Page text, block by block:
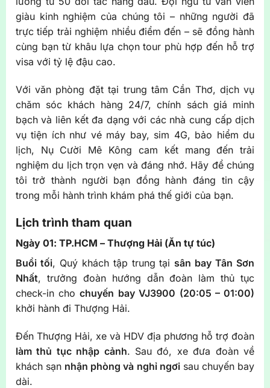
giàu kinh nghiệm của chúng tôi – những người đã
trực tiếp trải nghiệm nhiều điểm đến – sẽ đồng hành
cùng bạn từ khâu lựa chọn tour phù hợp đến hỗ trợ
visa với tỷ lệ đậu cao.
Với văn phòng đặt tại trung tâm Cần Thơ, dịch vụ
chăm sóc khách hàng 24/7, chính sách giá minh
bạch và liên kết đa dạng với các nhà cung cấp dịch
vụ tiện ích như vé máy bay, sim 4G, bảo hiểm du
lịch, Nụ Cười Mê Kông cam kết mang đến trải
nghiệm du lịch trọn vẹn và đáng nhớ. Hãy để chúng
tôi trở thành người bạn đồng hành đáng tin cậy
trong mỗi hành trình khám phá thế giới của bạn.
Lịch trình tham quan
Ngày 01: TP.HCM – Thượng Hải (Ăn tự túc)
Buổi tối, Quý khách tập trung tại sân bay Tân Sơn
Nhất, trưởng đoàn hướng dẫn đoàn làm thủ tục
check-in chochuyến bay VJ3900 (20:05 – 01:00)
khởi hành đi Thượng Hải.
Đến Thượng Hải, xe và HDV địa phương hỗ trợ đoàn
làm thủ tục nhập cảnh. Sau đó, xe đưa đoàn về
khách sạn nhận phòng và nghỉ ngơisau chuyến bay
dài.